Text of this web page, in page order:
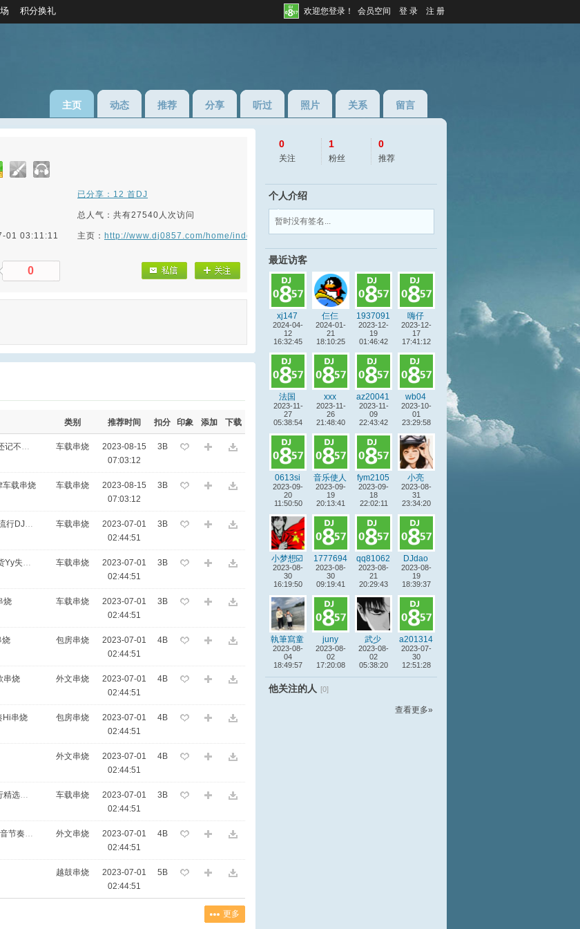
积分换礼 欢迎您登录！ 会员空间 登 录 注 册
主页 动态 推荐 分享 听过 照片 关系 留言
已分享：12 首DJ
总人气：共有27540人次访问
01 03:11:11 主页： http://www.dj0857.com/home/index/g98yy
0
类别 推荐时间 扣分 印象 添加 下载
[G98DJ车载推荐] 全中文ProgHouse慢摇串烧你还记不记得我是你最美的花 车载串烧
2023-08-15
07:03:12
3B
车载串烧 车载串烧
2023-08-15
07:03:12
3B
[G98DJ车载推荐] 全中文Electro精选重温90年代流行DJ歌曲怀旧慢摇串烧 车载串烧
2023-07-01
02:44:51
3B
[G98DJ车载推荐] 全中文国粤语Club音乐精选私货Yy失恋无罪慢摇串烧 车载串烧
2023-07-01
02:44:51
3B
烧 车载串烧
2023-07-01
02:44:51
3B
烧 包房串烧
2023-07-01
02:44:51
4B
串烧 外文串烧
2023-07-01
02:44:51
4B
Hi串烧 包房串烧
2023-07-01
02:44:51
4B
外文串烧
2023-07-01
02:44:51
4B
[G98DJ车载推荐] 经典老歌兄弟情谊超嗨中文流行精选串烧 车载串烧
2023-07-01
02:44:51
3B
[G98DJ车载推荐] 超有感觉的伤感女声VIP专用电音节奏车载 外文串烧
2023-07-01
02:44:51
4B
越鼓串烧
2023-07-01
02:44:51
5B
更多
0
关注
1
粉丝
0
推荐
个人介绍
◆
◆
暂时没有签名...
最近访客
xj147
2024-04-
12
16:32:45
仨仨
2024-01-
21
18:10:25
1937091
5
2023-12-
19
01:46:42
嗨仔
2023-12-
17
17:41:12
法国
2023-11-
27
05:38:54
xxx
2023-11-
26
21:48:40
az20041
2
2023-11-
09
22:43:42
wb04
2023-10-
01
23:29:58
0613si
2023-09-
20
11:50:50
音乐使人
快乐
2023-09-
19
20:13:41
fym2105
2
2023-09-
18
22:02:11
小亮
2023-08-
31
23:34:20
小梦想☑️
2023-08-
30
16:19:50
1777694
9
2023-08-
30
09:19:41
qq81062
3
2023-08-
21
20:29:43
DJdao
2023-08-
19
18:39:37
執筆寫童
話╰
2023-08-
04
18:49:57
juny
2023-08-
02
17:20:08
武少
2023-08-
02
05:38:20
a201314
2023-07-
30
12:51:28
他关注的人 [0]
查看更多»